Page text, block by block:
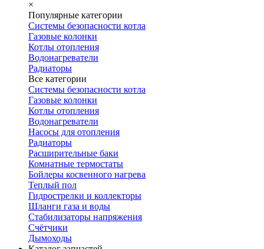
×
Популярные категории
Системы безопасности котла
Газовые колонки
Котлы отопления
Водонагреватели
Радиаторы
Все категории
Системы безопасности котла
Газовые колонки
Котлы отопления
Водонагреватели
Насосы для отопления
Радиаторы
Расширительные баки
Комнатные термостаты
Бойлеры косвенного нагрева
Теплый пол
Гидрострелки и коллекторы
Шланги газа и воды
Стабилизаторы напряжения
Счётчики
Дымоходы